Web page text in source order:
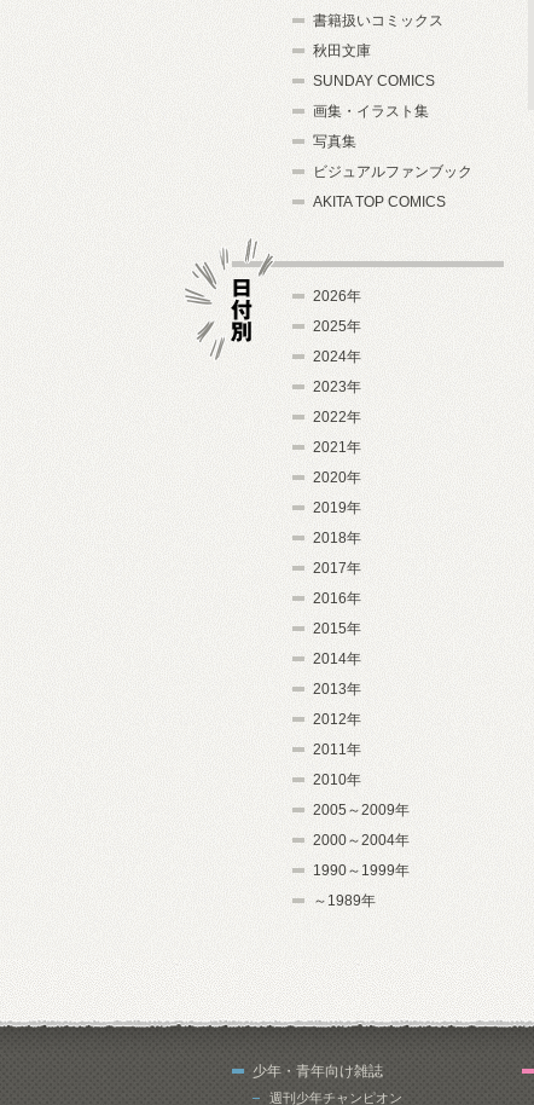
書籍扱いコミックス
秋田文庫
SUNDAY COMICS
画集・イラスト集
写真集
ビジュアルファンブック
AKITA TOP COMICS
2026年
2025年
2024年
2023年
2022年
2021年
2020年
2019年
2018年
2017年
2016年
2015年
2014年
2013年
2012年
2011年
2010年
2005～2009年
2000～2004年
1990～1999年
～1989年
少年・青年向け雑誌
週刊少年チャンピオン